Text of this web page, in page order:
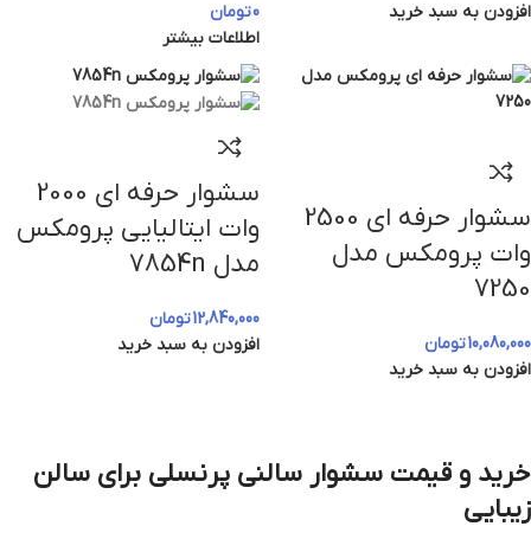
افزودن به سبد خرید
0تومان
اطلاعات بیشتر
سشوار حرفه ای 2500
وات پرومکس مدل
7250
10,080,000تومان
افزودن به سبد خرید
سشوار حرفه‌ ای 2000
وات ایتالیایی پرومکس
مدل 7854n
12,840,000تومان
افزودن به سبد خرید
خرید و قیمت سشوار سالنی پرنسلی برای سالن
زیبایی